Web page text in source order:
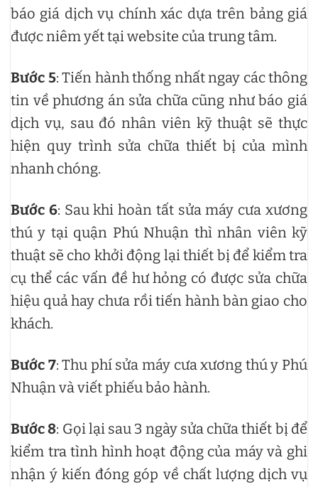
báo giá dịch vụ chính xác dựa trên bảng giá
được niêm yết tại website của trung tâm.
Bước 5: Tiến hành thống nhất ngay các thông
tin về phương án sửa chữa cũng như báo giá
dịch vụ, sau đó nhân viên kỹ thuật sẽ thực
hiện quy trình sửa chữa thiết bị của mình
nhanh chóng.
Bước 6: Sau khi hoàn tất sửa máy cưa xương
thú y tại quận Phú Nhuận thì nhân viên kỹ
thuật sẽ cho khởi động lại thiết bị để kiểm tra
cụ thể các vấn đề hư hỏng có được sửa chữa
hiệu quả hay chưa rồi tiến hành bàn giao cho
khách.
Bước 7: Thu phí sửa máy cưa xương thú y Phú
Nhuận và viết phiếu bảo hành.
Bước 8: Gọi lại sau 3 ngày sửa chữa thiết bị để
kiểm tra tình hình hoạt động của máy và ghi
nhận ý kiến đóng góp về chất lượng dịch vụ